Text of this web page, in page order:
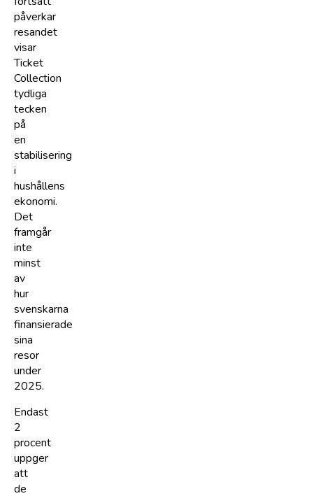
påverkar
resandet
visar
Ticket
Collection
tydliga
tecken
på
en
stabilisering
i
hushållens
ekonomi.
Det
framgår
inte
minst
av
hur
svenskarna
finansierade
sina
resor
under
2025.
Endast
2
procent
uppger
att
de